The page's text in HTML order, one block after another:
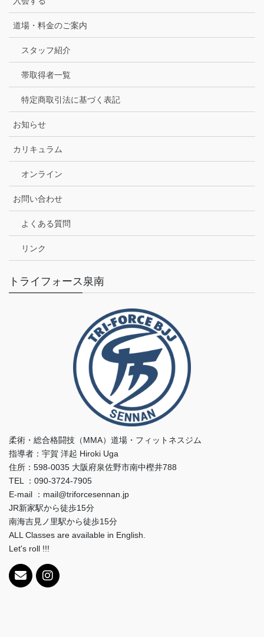
道場・料金のご案内
スタッフ紹介
帯取得者一覧
特定商取引法に基づく表記
お知らせ
カリキュラム
オンライン
お問い合わせ
よくある質問
リンク
トライフォース泉南
柔術・総合格闘技（MMA）道場・フィットネスジム
指導者：宇賀 洋起 Hiroki Uga
住所：598-0035 大阪府泉佐野市南中樫井788
TEL ：090-3724-7905
E-mail ：mail@triforcesennan.jp
JR新家駅から徒歩15分
南海吉見ノ里駅から徒歩15分
ALL Classes are available in English.
Let's roll !!!